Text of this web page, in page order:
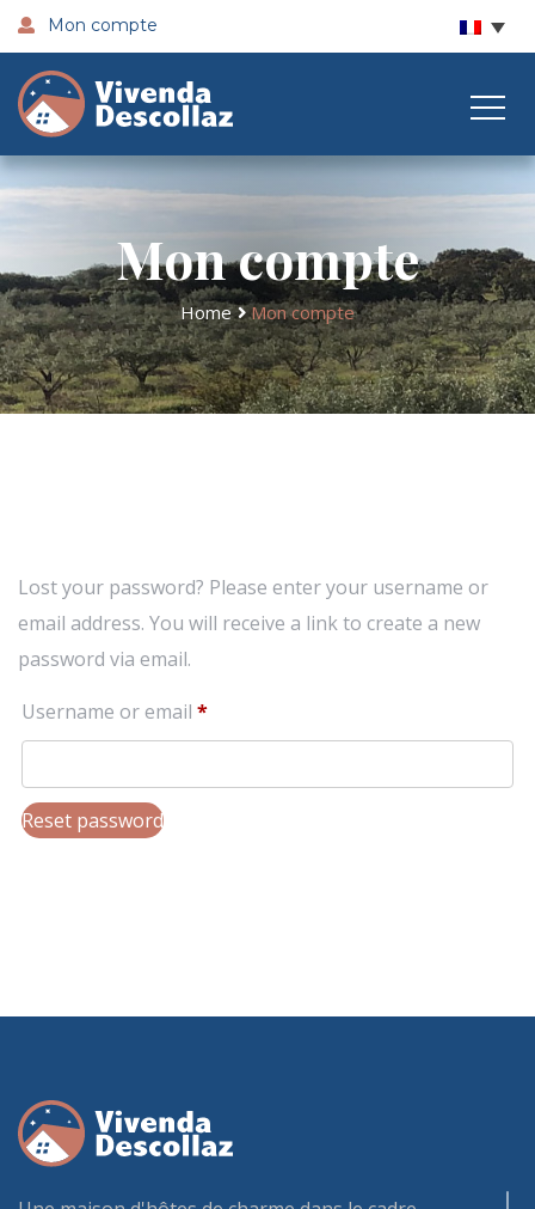
Mon compte
Mon compte
Home Mon compte
Lost your password? Please enter your username or
email address. You will receive a link to create a new
password via email.
Username or email *Required
Reset password